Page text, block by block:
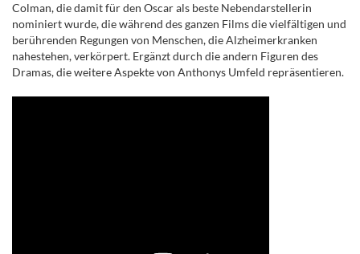
Colman, die damit für den Oscar als beste Nebendarstellerin
nominiert wurde, die während des ganzen Films die vielfältigen und
berührenden Regungen von Menschen, die Alzheimerkranken
nahestehen, verkörpert. Ergänzt durch die andern Figuren des
Dramas, die weitere Aspekte von Anthonys Umfeld repräsentieren.